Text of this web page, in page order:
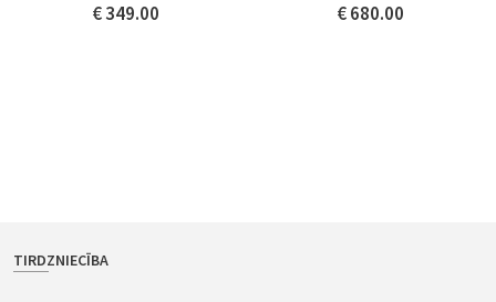
€ 349.00 € 680.00
TIRDZNIECĪBA